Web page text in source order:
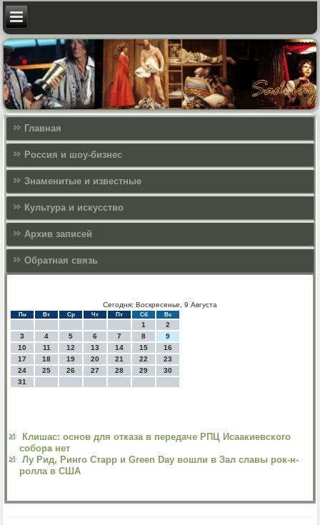
Главная
Россия и шоу-бизнес
Знаменитые и известные
Культура и искусcтво
Архив записей
Обратная связь
Сегодня: Воскресенье, 9 Августа
Пн Вт Ср Чт Пт Сб Вс
1
2
3
4 5 6 7 8
9
10
11 12 13 14 15
16
17
18 19 20 21 22
23
24
25 26 27 28 29
30
31
Клишас: основ для отказа в передаче РПЦ Исаакиевского
собора нет
Лу Рид, Ринго Старр и Green Day вошли в Зал славы рок-н-
ролла в США